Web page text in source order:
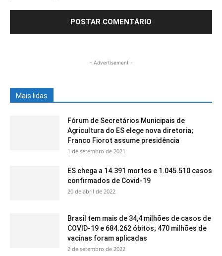
- Advertisement -
Mais lidas
Fórum de Secretários Municipais de
Agricultura do ES elege nova diretoria;
Franco Fiorot assume presidência
1 de setembro de 2021
ES chega a 14.391 mortes e 1.045.510 casos
confirmados de Covid-19
20 de abril de 2022
Brasil tem mais de 34,4 milhões de casos de
COVID-19 e 684.262 óbitos; 470 milhões de
vacinas foram aplicadas
2 de setembro de 2022